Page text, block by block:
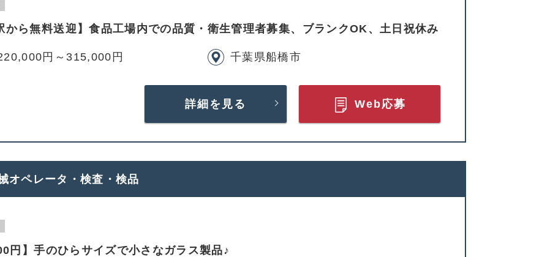
から無料送迎】食品工場内での品質・衛生管理者募集、ブランクOK、土日祝休み
円～315,000円 千葉県船橋市
詳細を見る Web応募
オペレータ・検査・検品
円】手のひらサイズで小さなガラス製品♪